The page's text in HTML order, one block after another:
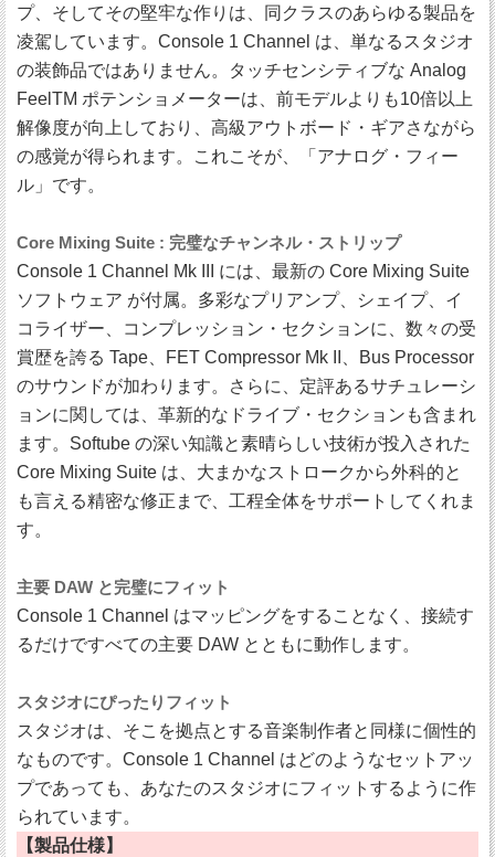
プ、そしてその堅牢な作りは、同クラスのあらゆる製品を
凌駕しています。Console 1 Channel は、単なるスタジオ
の装飾品ではありません。タッチセンシティブな Analog
FeelTM ポテンショメーターは、前モデルよりも10倍以上
解像度が向上しており、高級アウトボード・ギアさながら
の感覚が得られます。これこそが、「アナログ・フィー
ル」です。
Core Mixing Suite : 完璧なチャンネル・ストリップ
Console 1 Channel Mk III には、最新の Core Mixing Suite
ソフトウェア が付属。多彩なプリアンプ、シェイプ、イ
コライザー、コンプレッション・セクションに、数々の受
賞歴を誇る Tape、FET Compressor Mk II、Bus Processor
のサウンドが加わります。さらに、定評あるサチュレーシ
ョンに関しては、革新的なドライブ・セクションも含まれ
ます。Softube の深い知識と素晴らしい技術が投入された
Core Mixing Suite は、大まかなストロークから外科的と
も言える精密な修正まで、工程全体をサポートしてくれま
す。
主要 DAW と完璧にフィット
Console 1 Channel はマッピングをすることなく、接続す
るだけですべての主要 DAW とともに動作します。
スタジオにぴったりフィット
スタジオは、そこを拠点とする音楽制作者と同様に個性的
なものです。Console 1 Channel はどのようなセットアッ
プであっても、あなたのスタジオにフィットするように作
られています。
【製品仕様】